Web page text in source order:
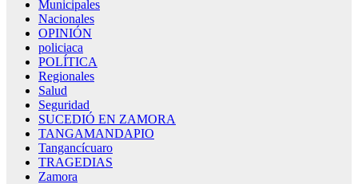
Municipales
Nacionales
OPINIÓN
policiaca
POLÍTICA
Regionales
Salud
Seguridad
SUCEDIÓ EN ZAMORA
TANGAMANDAPIO
Tangancícuaro
TRAGEDIAS
Zamora